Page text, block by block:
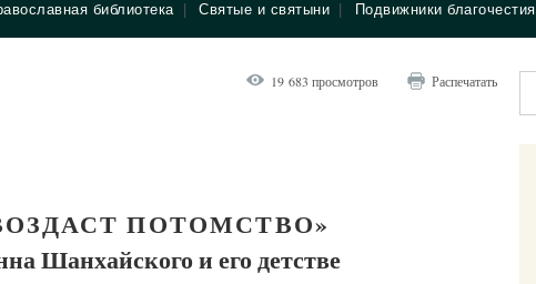
библиотека Святые и святыни Подвижники благочестия
19 683 просмотров Распечатать
ПОТОМСТВО»
Шанхайского и его детстве